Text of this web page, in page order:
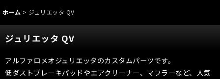
ホーム > ジュリエッタ QV
ジュリエッタ QV
アルファロメオジュリエッタのカスタムパーツです。
低ダストブレーキパッドやエアクリーナー、マフラーなど、人気